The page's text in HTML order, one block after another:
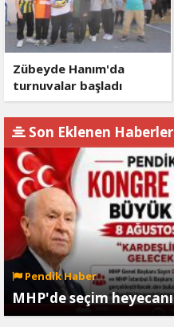
Zübeyde Hanım'da
turnuvalar başladı
Son Eklenen Haberler
Pendik Haber
MHP'de seçim heyecanı